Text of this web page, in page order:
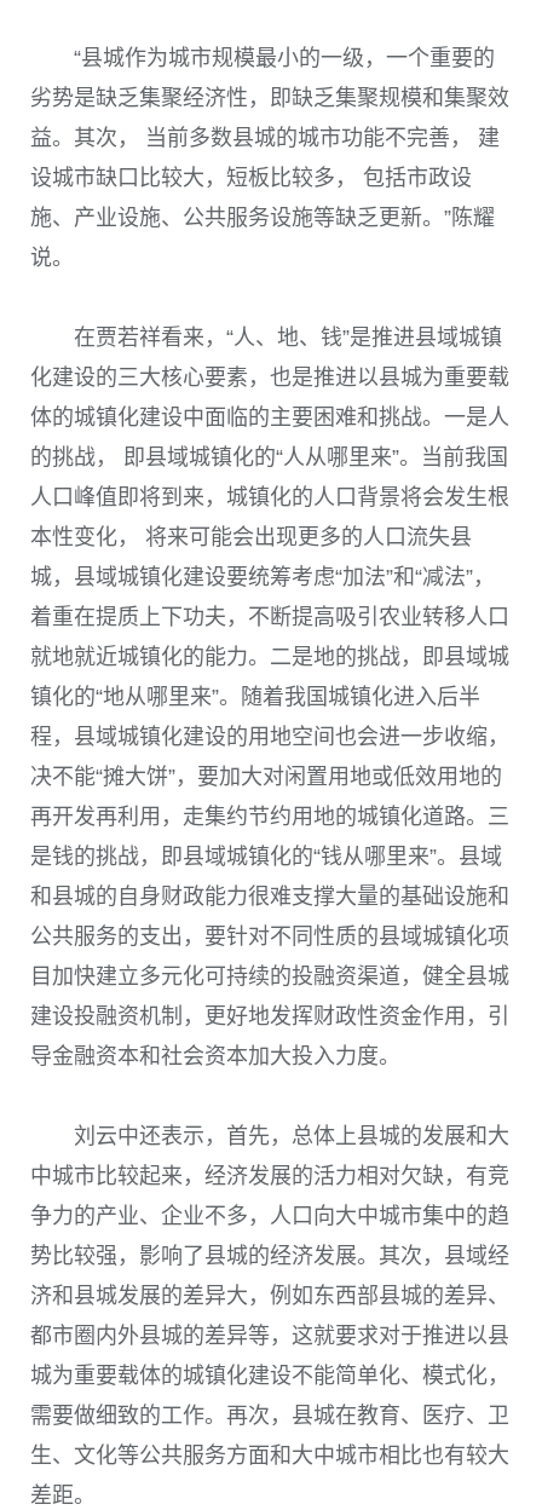
“县城作为城市规模最小的一级，一个重要的
劣势是缺乏集聚经济性，即缺乏集聚规模和集聚效
益。其次， 当前多数县城的城市功能不完善， 建
设城市缺口比较大，短板比较多， 包括市政设
施、产业设施、公共服务设施等缺乏更新。”陈耀
说。
在贾若祥看来，“人、地、钱”是推进县域城镇
化建设的三大核心要素，也是推进以县城为重要载
体的城镇化建设中面临的主要困难和挑战。一是人
的挑战， 即县域城镇化的“人从哪里来”。当前我国
人口峰值即将到来，城镇化的人口背景将会发生根
本性变化， 将来可能会出现更多的人口流失县
城，县域城镇化建设要统筹考虑“加法”和“减法”，
着重在提质上下功夫，不断提高吸引农业转移人口
就地就近城镇化的能力。二是地的挑战，即县域城
镇化的“地从哪里来”。随着我国城镇化进入后半
程，县域城镇化建设的用地空间也会进一步收缩，
决不能“摊大饼”，要加大对闲置用地或低效用地的
再开发再利用，走集约节约用地的城镇化道路。三
是钱的挑战，即县域城镇化的“钱从哪里来”。县域
和县城的自身财政能力很难支撑大量的基础设施和
公共服务的支出，要针对不同性质的县域城镇化项
目加快建立多元化可持续的投融资渠道，健全县城
建设投融资机制，更好地发挥财政性资金作用，引
导金融资本和社会资本加大投入力度。
刘云中还表示，首先，总体上县城的发展和大
中城市比较起来，经济发展的活力相对欠缺，有竞
争力的产业、企业不多，人口向大中城市集中的趋
势比较强，影响了县城的经济发展。其次，县域经
济和县城发展的差异大，例如东西部县城的差异、
都市圈内外县城的差异等，这就要求对于推进以县
城为重要载体的城镇化建设不能简单化、模式化，
需要做细致的工作。再次，县城在教育、医疗、卫
生、文化等公共服务方面和大中城市相比也有较大
差距。